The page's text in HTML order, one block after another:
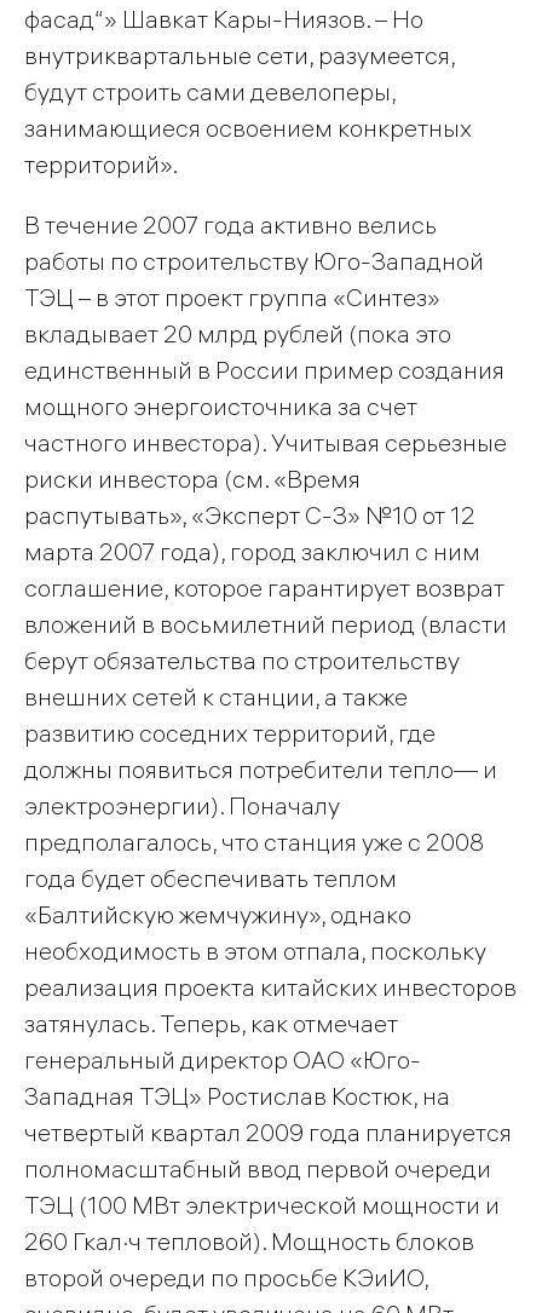
фасад“» Шавкат Кары-Ниязов. – Но
внутриквартальные сети, разумеется,
будут строить сами девелоперы,
занимающиеся освоением конкретных
территорий».
В течение 2007 года активно велись
работы по строительству Юго-Западной
ТЭЦ – в этот проект группа «Синтез»
вкладывает 20 млрд рублей (пока это
единственный в России пример создания
мощного энергоисточника за счет
частного инвестора). Учитывая серьезные
риски инвестора (см. «Время
распутывать», «Эксперт С-З» №10 от 12
марта 2007 года), город заключил с ним
соглашение, которое гарантирует возврат
вложений в восьмилетний период (власти
берут обязательства по строительству
внешних сетей к станции, а также
развитию соседних территорий, где
должны появиться потребители тепло— и
электроэнергии). Поначалу
предполагалось, что станция уже с 2008
года будет обеспечивать теплом
«Балтийскую жемчужину», однако
необходимость в этом отпала, поскольку
реализация проекта китайских инвесторов
затянулась. Теперь, как отмечает
генеральный директор ОАО «Юго-
Западная ТЭЦ» Ростислав Костюк, на
четвертый квартал 2009 года планируется
полномасштабный ввод первой очереди
ТЭЦ (100 МВт электрической мощности и
260 Гкал·ч тепловой). Мощность блоков
второй очереди по просьбе КЭиИО,